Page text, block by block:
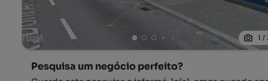
1 /
Pesquisa um negócio perfeito?